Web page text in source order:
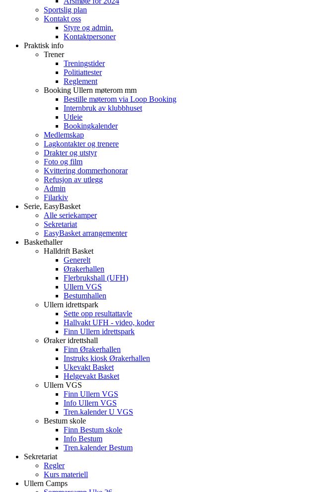
Sportslig plan
Kontakt oss
Styre og admin.
Kontaktpersoner
Praktisk info
Trener
Treningstider
Politiattester
Reglement
Booking Ullern møterom mm
Bestille møterom via Loop Booking
Internbruk av klubbhuset
Utleie
Bookingkalender
Medlemskap
Lagkontakter og trenere
Drakter og utstyr
Foto og film
Kvittering dommerhonorar
Refusjon av utlegg
Admin
Filarkiv
Serie, EasyBasket
Alle seriekamper
Sekretariat
EasyBasket arrangementer
Baskethaller
Halldrift Basket
Generelt
Ørakerhallen
Flerbrukshall (UFH)
Ullern VGS
Bestumhallen
Ullern idrettspark
Sette opp resultattavle
Hallvakt UFH - video, koder
Finn Ullern idrettspark
Øraker idrettshall
Finn Ørakerhallen
Instruks kiosk Ørakerhallen
Ukevakt Basket
Helgevakt Basket
Ullern VGS
Finn Ullern VGS
Info Ullern VGS
Tren.kalender U VGS
Bestum skole
Finn Bestum skole
Info Bestum
Tren.kalender Bestum
Sekretariat
Regler
Kurs materiell
Ullern Camps